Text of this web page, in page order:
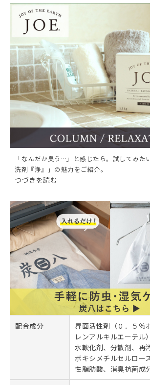
「なんだか臭う…」と感じたら。試してみた
洗剤『浄』」の魅力をご紹介。
つづきを読む
配合成分
界面活性剤（０．５％
レンアルキルエーテル
水軟化剤、分散剤、再
ボキシメチルセルロー
性脂肪酸、消臭抗菌成